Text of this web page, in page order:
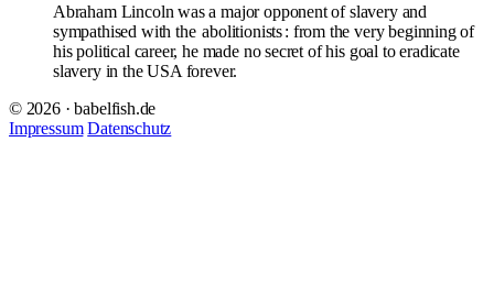
Abraham Lincoln was a major opponent of slavery and
sympathised with the abolitionists: from the very beginning of
his political career, he made no secret of his goal to eradicate
slavery in the USA forever.
© 2026 · babelfish.de
Impressum Datenschutz